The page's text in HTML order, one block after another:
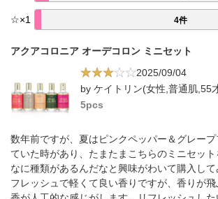
☆×1 4件
アクアコロニア オーデコロン ミニセット
2025/09/04
by ケイトリン(女性,普通肌,55
5pcs
数年前ですが、夏はピンクペッパー＆グレー
ていた時があり、たまたまこちらのミニセッ
なに種類があるんだなと興味がわいて購入し
フレッシュで軽くて良い香りですが、香りが